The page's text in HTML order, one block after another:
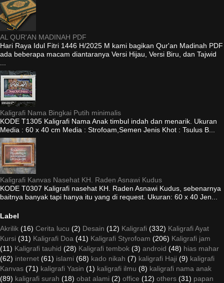
AL QUR'AN MADINAH PDF
Hari Raya Idul Fitri 1446 H/2025 M kami bagikan Qur'an Madinah PDF
ada beberapa macam diantaranya Versi Hijau, Versi Biru, dan Tajwid
Kaligrafi Nama Bingkai Putih minimalis
KODE T1305 Kaligrafi Nama Anak timbul indah dan menarik. Ukuran
Media : 60 x 40 cm Media : Strofoam,Semen Jenis Khot : Tsulus B...
Kaligrafi Kanvas Nasehat KH. Raden Asnawi Kudus
KODE T0307 Kaligrafi nasehat KH. Raden Asnawi Kudus, sebenarnya
baitnya banyak tapi hanya itu yang di request. Ukuran: 60 x 40 Jen...
Label
Akrilik (16) Cerita lucu (2) Desain (12) Kaligrafi (332) Kaligrafi Ayat
Kursi (31) Kaligrafi Doa (41) Kaligrafi Styrofoam (206) Kaligrafi jam
(11) Kaligrafi tauhid (28) Kaligrafi tembok (3) android (48) hias mahar
(62) internet (61) islami (68) kado nikah (7) kaligrafi Haji (9) kaligrafi
Kanvas (71) kaligrafi Yasin (1) kaligrafi ilmu (8) kaligrafi nama anak
(89) kaligrafi surah (18) obat alami (2) office (12) others (31) papan